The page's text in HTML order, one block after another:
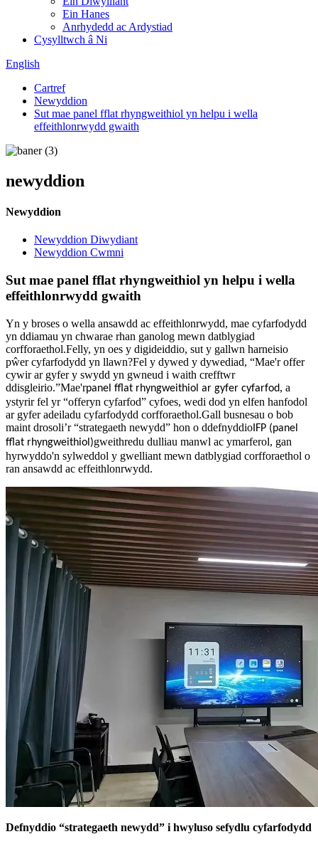
Ein Hanes
Anrhydedd ac Ardystiad
Cysylltwch â Ni
English
Cartref
Newyddion
Sut mae panel fflat rhyngweithiol yn helpu i wella
effeithlonrwydd gwaith
newyddion
Newyddion
Newyddion Diwydiant
Newyddion Cwmni
Sut mae panel fflat rhyngweithiol yn helpu i wella
effeithlonrwydd gwaith
Yn y broses o wella ansawdd ac effeithlonrwydd, mae cyfarfodydd
yn ddiamau yn chwarae rhan ganolog mewn datblygiad
corfforaethol.Felly, yn oes y digideiddio, sut y gallwn harneisio
pŵer cyfarfodydd yn llawn?Fel y dywed y dywediad, “Mae'r offer
cywir ar gyfer y swydd yn gwneud i waith crefftwr
ddisgleirio.”Mae'rpanel fflat rhyngweithiol ar gyfer cyfarfod, a
ystyrir fel yr “offeryn cyfarfod” cyfoes, wedi dod yn elfen hanfodol
ar gyfer adeiladu cyfarfodydd corfforaethol.Gall busnesau o bob
maint drosoli’r “strategaeth newydd” hon o ddefnyddio IFP (panel
fflat rhyngweithiol)gweithredu dulliau manwl ac ymarferol, gan
hyrwyddo'n sylweddol y gwelliant mewn datblygiad corfforaethol o
ran ansawdd ac effeithlonrwydd.
Defnyddio “strategaeth newydd” i hwyluso sefydlu cyfarfodydd